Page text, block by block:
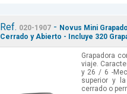
Ref. 020-1907- Novus Mini
Cerrado y Abierto - Incluye 320
Grapadora
viaje.
y 26 / 6 -
superior y
cerrado o